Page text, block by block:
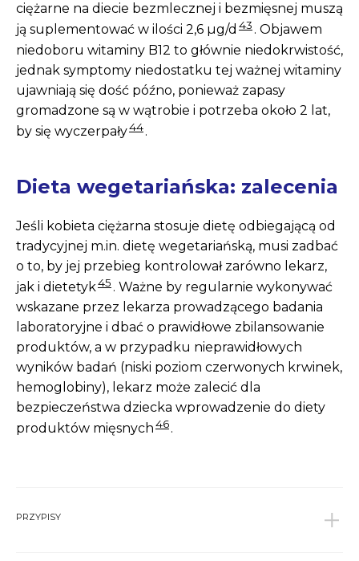
ciężarne na diecie bezmlecznej i bezmięsnej muszą
ją suplementować w ilości 2,6 µg/d 43 . Objawem
niedoboru witaminy B12 to głównie niedokrwistość,
jednak symptomy niedostatku tej ważnej witaminy
ujawniają się dość późno, ponieważ zapasy
gromadzone są w wątrobie i potrzeba około 2 lat,
by się wyczerpały44.
Dieta wegetariańska: zalecenia
Jeśli kobieta ciężarna stosuje dietę odbiegającą od
tradycyjnej m.in. dietę wegetariańską, musi zadbać
o to, by jej przebieg kontrolował zarówno lekarz,
jak i dietetyk45 . Ważne by regularnie wykonywać
wskazane przez lekarza prowadzącego badania
laboratoryjne i dbać o prawidłowe zbilansowanie
produktów, a w przypadku nieprawidłowych
wyników badań (niski poziom czerwonych krwinek,
hemoglobiny), lekarz może zalecić dla
bezpieczeństwa dziecka wprowadzenie do diety
produktów mięsnych46.
PRZYPISY